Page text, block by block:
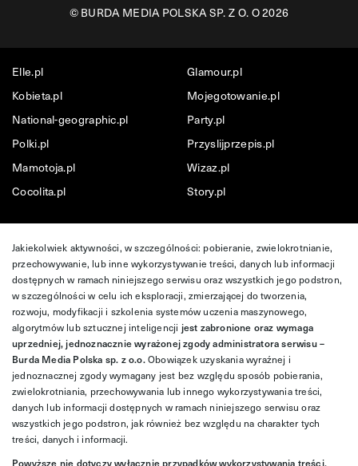
©BURDA MEDIA POLSKA SP. Z O. O 2026
Elle.pl
Glamour.pl
Kobieta.pl
Mojegotowanie.pl
National-geographic.pl
Party.pl
Polki.pl
Przyslijprzepis.pl
Mamotoja.pl
Wizaz.pl
Cocolita.pl
Story.pl
Jakiekolwiek aktywności, w szczególności: pobieranie, zwielokrotnianie,
przechowywanie, lub inne wykorzystywanie treści, danych lub informacji
dostępnych w ramach niniejszego serwisu oraz wszystkich jego podstron,
w szczególności w celu ich eksploracji, zmierzającej do tworzenia,
rozwoju, modyfikacji i szkolenia systemów uczenia maszynowego,
algorytmów lub sztucznej inteligencji jest zabronione oraz wymaga
uprzedniej, jednoznacznie wyrażonej zgody administratora serwisu –
Burda Media Polska sp. z o.o.Obowiązek uzyskania wyraźnej i
jednoznacznej zgody wymagany jest bez względu sposób pobierania,
zwielokrotniania, przechowywania lub innego wykorzystywania treści,
danych lub informacji dostępnych w ramach niniejszego serwisu oraz
wszystkich jego podstron, jak również bez względu na charakter tych
treści, danych i informacji.
Powyższe nie dotyczy wyłącznie przypadków wykorzystywania treści,